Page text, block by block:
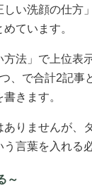
しい洗顔の仕
ています。
法」で上位表
、で合計2記事
きます。
りませんが、
言葉を入れる
～